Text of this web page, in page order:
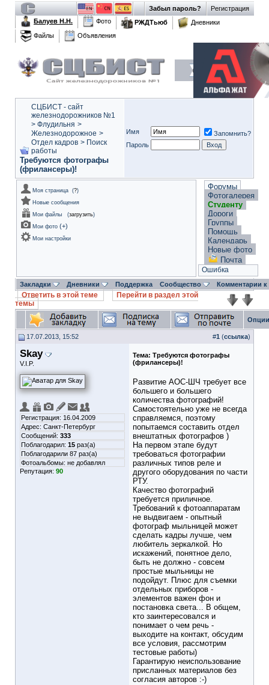
Регистрация
Забыл пароль?
Балуев Н.Н.
Фото РЖДТьюб
Дневники
Файлы
Объявления
СЦБИСТ - сайт
железнодорожников №1
> Флудильня >
Железнодорожное >
Отдел кадров > Поиск
работы
Требуются фотографы
(фрилансеры)!
Имя
Запомнить?
Пароль
Моя страница (?)
Новые сообщения
Мои файлы
(загрузить)
Мои фото (+)
Мои настройки
Форумы
Фотогалерея
Студенту
Дороги
Группы
Помощь
Календарь
Новые фото
Почта
Ошибка
Закладки Дневники Поддержка Сообщество Комментарии
Ответить в этой теме
Перейти в раздел этой
темы
17.07.2013, 15:52 #1 (ссылка)
Skay
V.I.P.
Регистрация: 16.04.2009
Адрес: Санкт-Петербург
Сообщений: 333
Поблагодарил: 15 раз(а)
Поблагодарили 87 раз(а)
Фотоальбомы: не добавлял
Репутация: 90
Тема: Требуются фотографы
(фрилансеры)!
Развитие АОС-ШЧ требует все
большего и большего
количества фотографий!
Самостоятельно уже не всегда
справляемся, поэтому
попытаемся составить отдел
внештатных фотографов )
На первом этапе будут
требоваться фотографии
различных типов реле и
другого оборудования по части
РТУ.
Качество фотографий
требуется приличное.
Требований к фотоаппаратам
не выдвигаем - опытный
фотограф мыльницей может
сделать кадры лучше, чем
любитель зеркалкой. Но
искажений, понятное дело,
быть не должно - совсем
простые мыльницы не
подойдут. Плюс для съемки
отдельных приборов -
элементов важен фон и
постановка света... В общем,
кто заинтересовался и
понимает о чем речь -
выходите на контакт, обсудим
все условия, рассмотрим
тестовые работы)
Гарантирую неиспользование
присланных материалов без
согласия авторов :-)